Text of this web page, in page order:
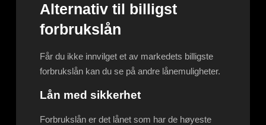
Alternativ til billigst
forbrukslån
Får du ikke innvilget et av markedets billigste
forbrukslån kan du se på andre lånemuligheter.
Lån med sikkerhet
Forbrukslån er det lånet som har de høyeste